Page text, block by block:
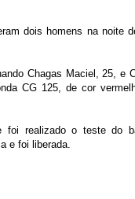
dois homens na noite
Chagas Maciel, 25, e
CG 125, de cor
foi realizado o teste do
e foi liberada.